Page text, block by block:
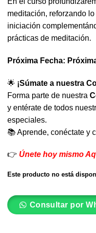
meditación, reforzando
iniciación
prácticas de meditación.
Próxima Fecha:
🌟 ¡Súmate a nuestra
Forma parte de nuestra
y entérate de todos
especiales.
📚 Aprende, conéctate y
👉 Únete hoy mismo
Este producto no está
Consultar por